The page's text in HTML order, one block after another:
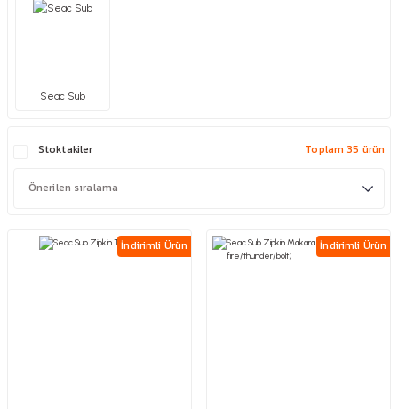
Seac Sub
Stoktakiler Toplam 35 ürün
İndirimli Ürün İndirimli Ürün